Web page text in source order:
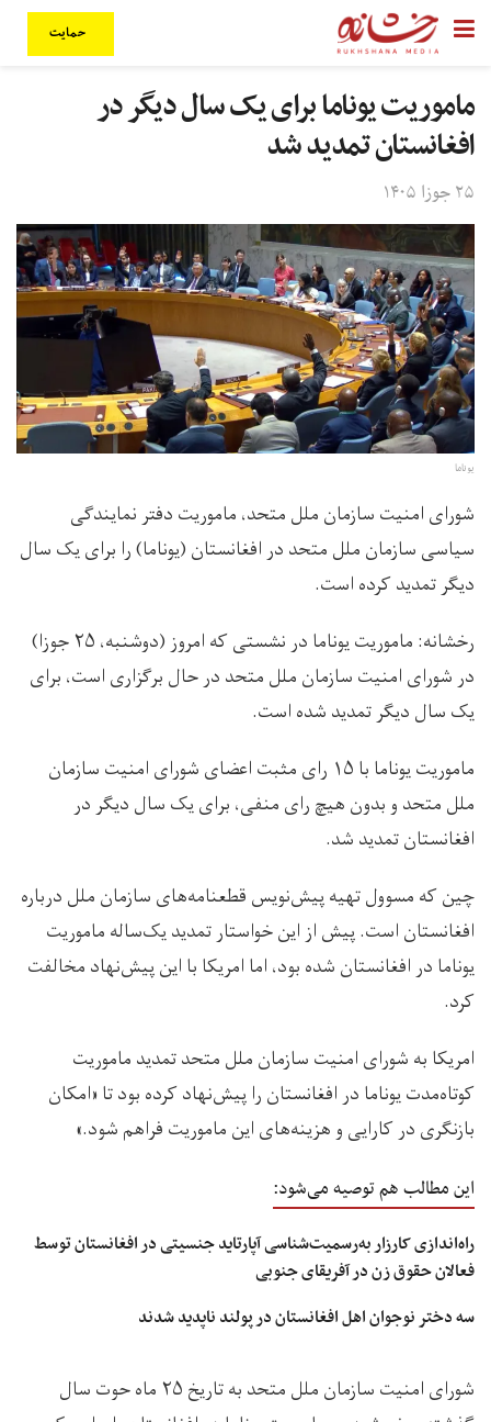
حمایت
ماموریت یوناما برای یک سال دیگر در
افغانستان تمدید شد
۲۵ جوزا ۱۴۰۵
یوناما
شورای امنیت سازمان ملل متحد، ماموریت دفتر نمایندگی
سیاسی سازمان ملل متحد در افغانستان (یوناما) را برای یک سال
دیگر تمدید کرده است.
رخشانه: ماموریت یوناما در نشستی که امروز (دوشنبه، ۲۵ جوزا)
در شورای امنیت سازمان ملل متحد در حال برگزاری است، برای
یک سال دیگر تمدید شده است.
ماموریت یوناما با ۱۵ رای مثبت اعضای شورای امنیت سازمان
ملل متحد و بدون هیچ رای منفی، برای یک‌ سال دیگر در
افغانستان تمدید شد.
چین که مسوول تهیه پیش‌نویس قطعنامه‌های سازمان ملل درباره
افغانستان است. پیش از این خواستار تمدید یک‌ساله ماموریت
یوناما در افغانستان شده بود، اما امریکا با این پیش‌نهاد مخالفت
کرد.
امریکا به شورای امنیت سازمان ملل متحد تمدید ماموریت
کوتاه‌مدت یوناما در افغانستان را پیش‌نهاد کرده بود تا «امکان
بازنگری در کارایی و هزینه‌های این ماموریت فراهم شود.»
این مطالب هم توصیه می‌شود:
راه‌اندازی کارزار به‌رسمیت‌شناسی آپارتاید جنسیتی در افغانستان توسط
فعالان حقوق زن در آفریقای جنوبی
سه دختر نوجوان اهل افغانستان در پولند ناپدید شدند
شورای امنیت سازمان ملل متحد به تاریخ ۲۵ ماه حوت سال